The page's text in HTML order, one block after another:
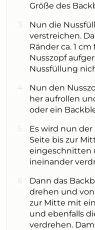
Größe des
Nun die
verstreichen.
Ränder ca. 1
Nusszopf
Nussfüllung
Nun den
her aufrollen
oder ein
Es wird nun
Seite bis zur
eingeschnitten
ineinander
Dann das
drehen und
zur Mitte mit
und ebenfalls
verdrehen.